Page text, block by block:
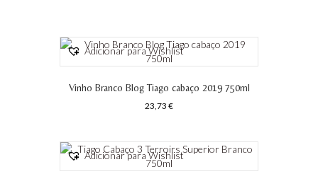
Adicionar para Wishlist
Vinho Branco Blog Tiago cabaço 2019 750ml
23,73 €
Adicionar para Wishlist